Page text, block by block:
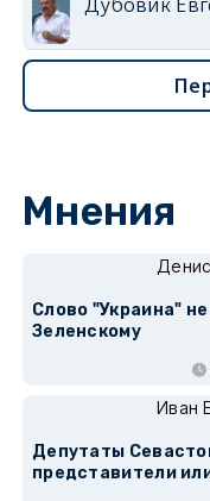
Мнения
Слово "Украина"
Зеленскому
Иван
Депутаты
представители